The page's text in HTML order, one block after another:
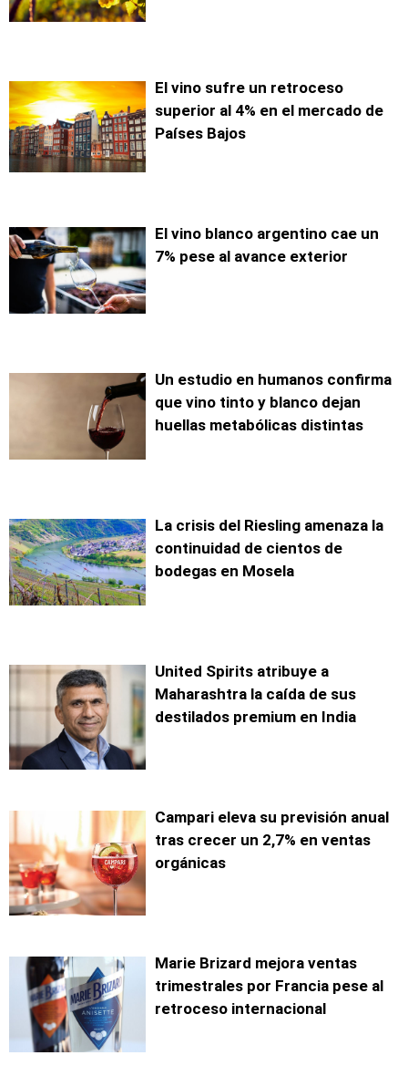
El vino sufre un retroceso
superior al 4% en el mercado de
Países Bajos
El vino blanco argentino cae un
7% pese al avance exterior
Un estudio en humanos confirma
que vino tinto y blanco dejan
huellas metabólicas distintas
La crisis del Riesling amenaza la
continuidad de cientos de
bodegas en Mosela
United Spirits atribuye a
Maharashtra la caída de sus
destilados premium en India
Campari eleva su previsión anual
tras crecer un 2,7% en ventas
orgánicas
Marie Brizard mejora ventas
trimestrales por Francia pese al
retroceso internacional